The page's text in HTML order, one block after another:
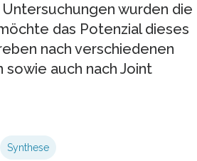
wurden die
das Potenzial dieses
nach verschiedenen
auch nach Joint
Synthese